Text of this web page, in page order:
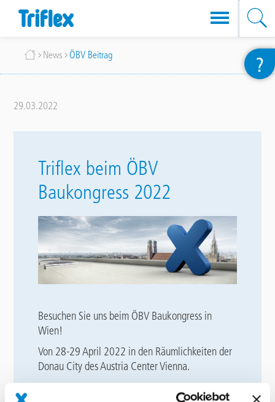
contenuto
Briciole
di
News ÖBV Beitrag
29.03.2022
Triflex beim ÖBV
Baukongress 2022
Besuchen Sie uns beim ÖBV Baukongress in
Wien!
Von 28-29 April 2022 in den Räumlichkeiten der
Donau City des Austria Center Vienna.
?